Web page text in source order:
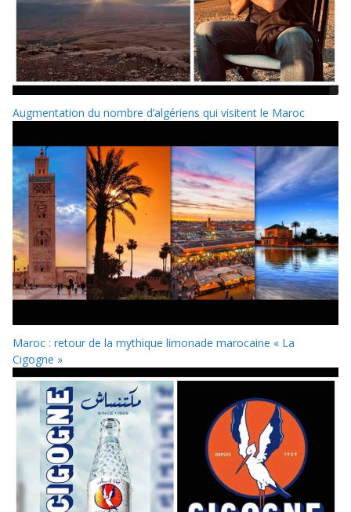
Augmentation du nombre d’algériens qui visitent le Maroc
Maroc : retour de la mythique limonade marocaine « La
Cigogne »